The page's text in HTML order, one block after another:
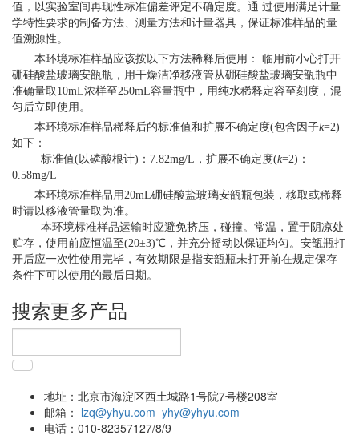
值，以实验室间再现性标准偏差评定不确定度。通 过使用满足计量
学特性要求的制备方法、测量方法和计量器具，保证标准样品的量
值溯源性。
本环境标准样品应该按以下方法稀释后使用： 临用前小心打开
硼硅酸盐玻璃安瓿瓶，用干燥洁净移液管从硼硅酸盐玻璃安瓿瓶中
准确量取10mL浓样至250mL容量瓶中，用纯水稀释定容至刻度，混
匀后立即使用。
本环境标准样品稀释后的标准值和扩展不确定度(包含因子k=2)
如下：
标准值(以磷酸根计)：7.82mg/L，扩展不确定度(k=2)：
0.58mg/L
本环境标准样品用20mL硼硅酸盐玻璃安瓿瓶包装，移取或稀释
时请以移液管量取为准。
本环境标准样品运输时应避免挤压，碰撞。常温，置于阴凉处
贮存，使用前应恒温至(20±3)℃，并充分摇动以保证均匀。安瓿瓶打
开后应一次性使用完毕，有效期限是指安瓿瓶未打开前在规定保存
条件下可以使用的最后日期。
搜索更多产品
地址： 北京市海淀区西土城路1号院7号楼208室
邮箱： lzq@yhyu.com yhy@yhyu.com
电话： 010-82357127/8/9